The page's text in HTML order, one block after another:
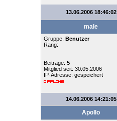
13.06.2006 18:46:02
male
Gruppe: Benutzer
Rang:
Beiträge: 5
Mitglied seit: 30.05.2006
IP-Adresse: gespeichert
14.06.2006 14:21:05
Apollo